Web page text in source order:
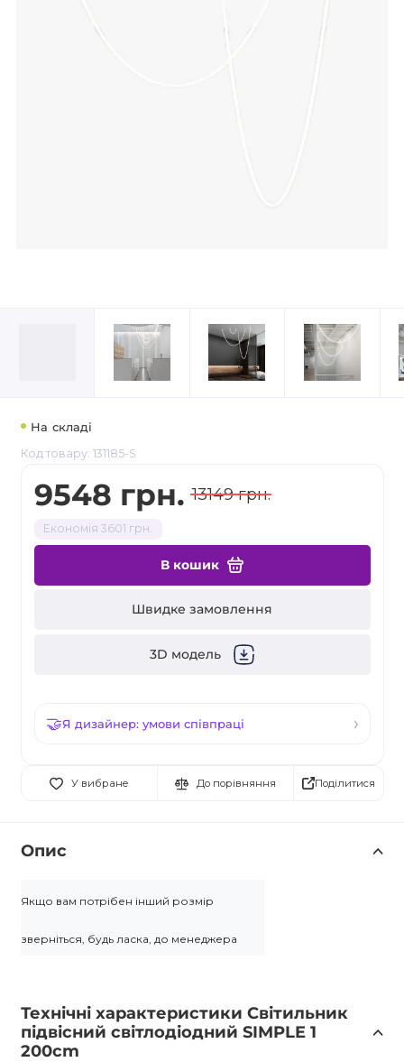
На складі
Код товару: 131185-S
9548 грн. 13149 грн.
Економія 3601 грн.
В кошик
Швидке замовлення
3D модель
Я дизайнер: умови співпраці
У вибране До порівняння Поділитися
Опис
Якщо вам потрібен інший розмір
зверніться, будь ласка, до менеджера
Технічні характеристики Світильник
підвісний світлодіодний SIMPLE 1
200cm